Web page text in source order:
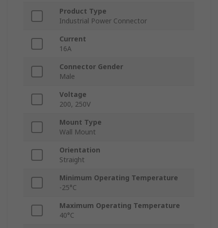
Product Type
Industrial Power Connector
Current
16A
Connector Gender
Male
Voltage
200, 250V
Mount Type
Wall Mount
Orientation
Straight
Minimum Operating Temperature
-25°C
Maximum Operating Temperature
40°C